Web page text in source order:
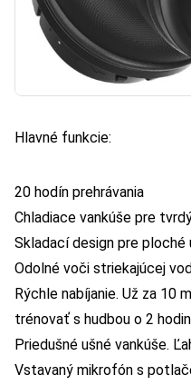
Hlavné funkcie:
20 hodín prehrávania
Chladiace vankúše pre
Skladací design pre ploché
Odolné voči striekajúcej
Rýchle nabíjanie. Už za 10
trénovať s hudbou o 2
Priedušné ušné vankúše.
Vstavaný mikrofón s